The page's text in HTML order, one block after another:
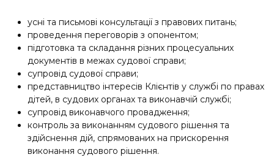
усні та письмові консультації з правових питань;
проведення переговорів з опонентом;
підготовка та складання різних процесуальних
документів в межах судової справи;
супровід судової справи;
представництво інтересів Клієнтів у службі по правах
дітей, в судових органах та виконавчій службі;
супровід виконавчого провадження;
контроль за виконанням судового рішення та
здійснення дій, спрямованих на прискорення
виконання судового рішення.